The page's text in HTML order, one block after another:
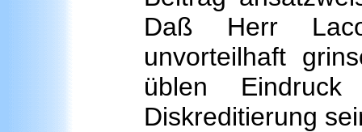
Daß Herr
unvorteilhaft
üblen
Diskreditierung